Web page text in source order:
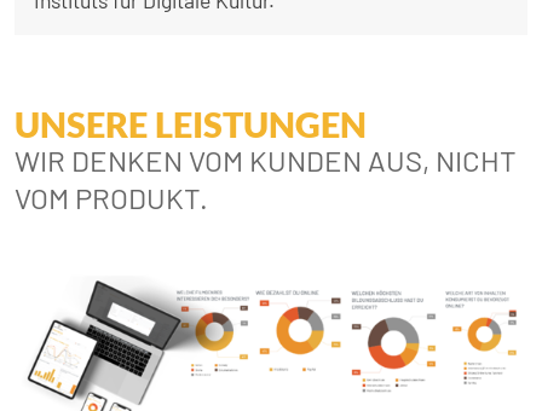
UNSERE LEISTUNGEN
WIR DENKEN VOM KUNDEN AUS, NICHT
VOM PRODUKT.